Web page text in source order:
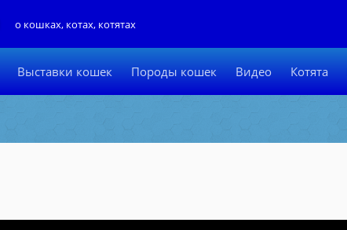
о кошках, котах, котятах
Выставки кошек Породы кошек Видео Котята